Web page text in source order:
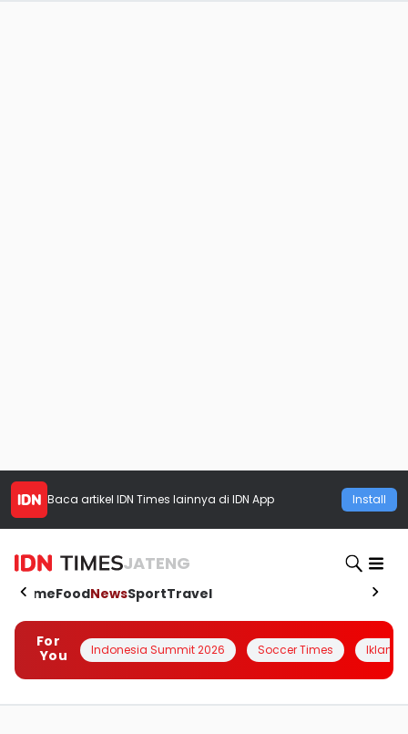
Baca artikel IDN Times lainnya di IDN App Install
JATENG
HomeFoodNewsSportTravel
For
You
Indonesia Summit 2026 Soccer Times Iklanin